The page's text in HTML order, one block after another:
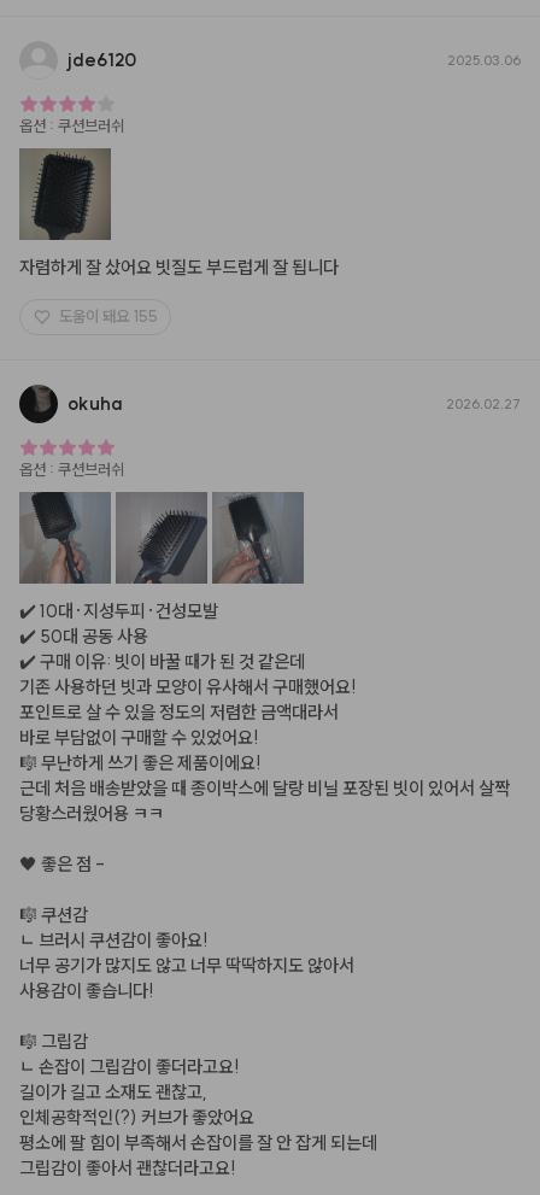
jde6120 2025.03.06
옵션 : 쿠션브러쉬
자렴하게 잘 샀어요 빗질도 부드럽게 잘 됩니다
도움이 돼요 155
okuha 2026.02.27
옵션 : 쿠션브러쉬
✔️ 10대·지성두피·건성모발
✔️ 50대 공동 사용
✔️ 구매 이유: 빗이 바꿀 때가 된 것 같은데
기존 사용하던 빗과 모양이 유사해서 구매했어요!
포인트로 살 수 있을 정도의 저렴한 금액대라서
바로 부담없이 구매할 수 있었어요!
🎼 무난하게 쓰기 좋은 제품이에요!
근데 처음 배송받았을 때 종이박스에 달랑 비닐 포장된 빗이 있어서 살짝
당황스러웠어용 ㅋㅋ
🖤 좋은 점 -
🎼 쿠션감
ㄴ 브러시 쿠션감이 좋아요!
너무 공기가 많지도 않고 너무 딱딱하지도 않아서
사용감이 좋습니다!
🎼 그립감
ㄴ 손잡이 그립감이 좋더라고요!
길이가 길고 소재도 괜찮고,
인체공학적인(?) 커브가 좋았어요
평소에 팔 힘이 부족해서 손잡이를 잘 안 잡게 되는데
그립감이 좋아서 괜찮더라고요!